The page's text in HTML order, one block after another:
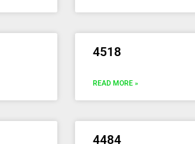
4518
READ MORE »
4484